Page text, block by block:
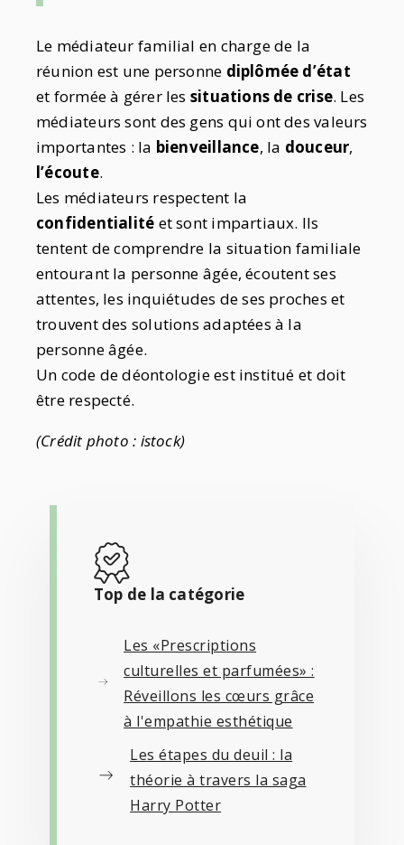
Le médiateur familial en charge de la
réunion est une personne diplômée d’état
et formée à gérer les situations de crise. Les
médiateurs sont des gens qui ont des valeurs
importantes : la bienveillance, la douceur,
l’écoute.
Les médiateurs respectent la
confidentialité et sont impartiaux. Ils
tentent de comprendre la situation familiale
entourant la personne âgée, écoutent ses
attentes, les inquiétudes de ses proches et
trouvent des solutions adaptées à la
personne âgée.
Un code de déontologie est institué et doit
être respecté.
(Crédit photo : istock)
Top de la catégorie
Les «Prescriptions
culturelles et parfumées» :
Réveillons les cœurs grâce
à l'empathie esthétique
Les étapes du deuil : la
théorie à travers la saga
Harry Potter